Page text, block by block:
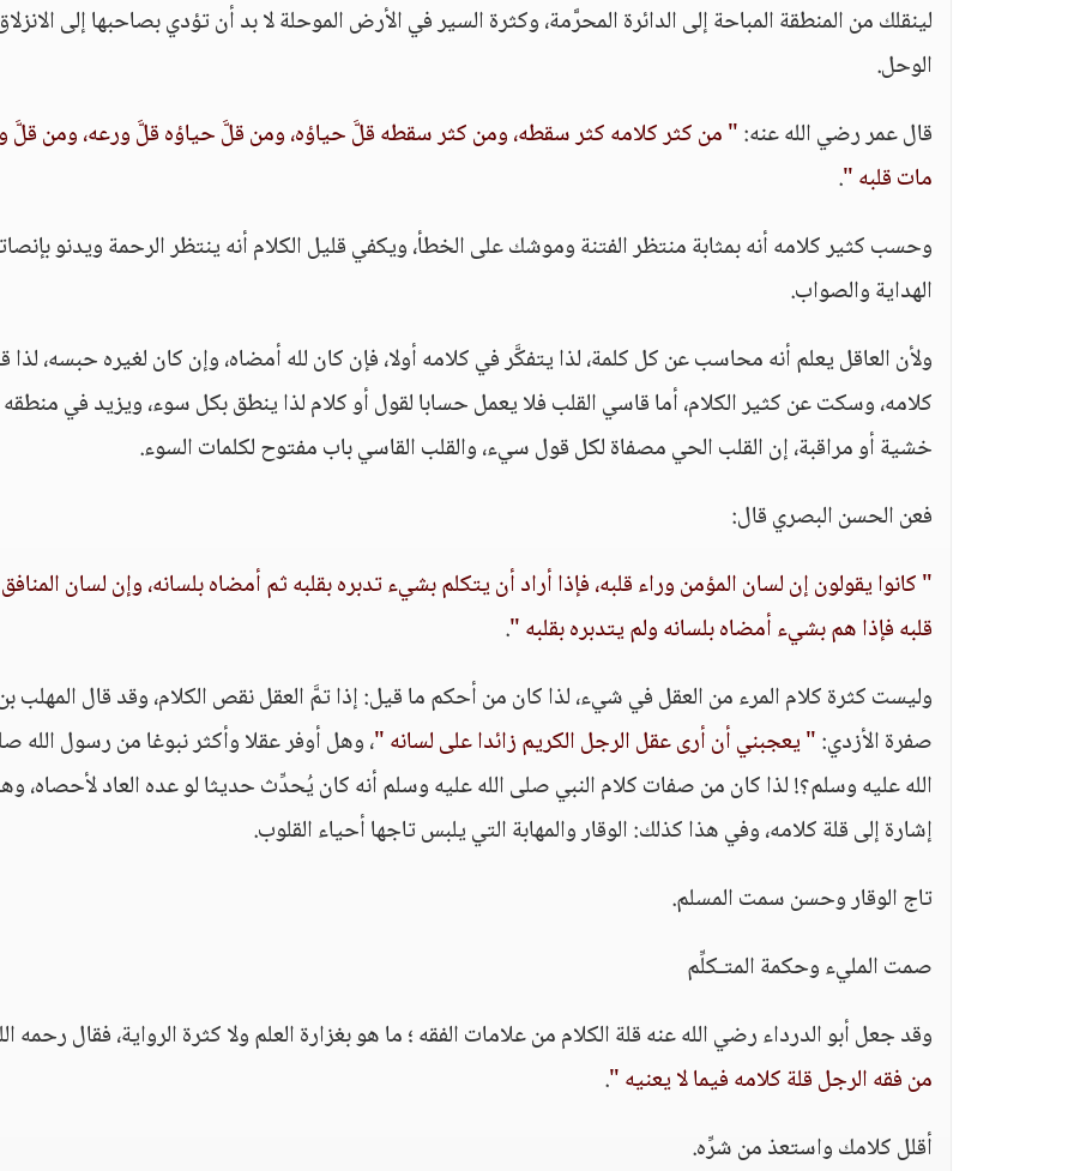
لينقلك من المنطقة المباحة إلى الدائرة المحرَّمة، وكثرة السير في الأرض الموحلة لا بد أن تؤدي بصاحبها إلى
الوحل.
قال عمر رضي الله عنه:" من كثر كلامه كثر سقطه، ومن كثر سقطه قلَّ حياؤه، ومن قلَّ حياؤه قلَّ ورعه، ومن قلَّ
مات قلبه ".
وحسب كثير كلامه أنه بمثابة منتظر الفتنة وموشك على الخطأ، ويكفي قليل الكلام أنه ينتظر الرحمة ويدنو
الهداية والصواب.
ولأن العاقل يعلم أنه محاسب عن كل كلمة، لذا يتفكَّر في كلامه أولا، فإن كان لله أمضاه، وإن كان لغيره حبسه، لذا
كلامه، وسكت عن كثير الكلام، أما قاسي القلب فلا يعمل حسابا لقول أو كلام لذا ينطق بكل سوء، ويزيد في
خشية أو مراقبة، إن القلب الحي مصفاة لكل قول سيء، والقلب القاسي باب مفتوح لكلمات السوء.
فعن الحسن البصري قال:
" كانوا يقولون إن لسان المؤمن وراء قلبه، فإذا أراد أن يتكلم بشيء تدبره بقلبه ثم أمضاه بلسانه، وإن لسان
قلبه فإذا هم بشيء أمضاه بلسانه ولم يتدبره بقلبه ".
وليست كثرة كلام المرء من العقل في شيء، لذا كان من أحكم ما قيل: إذا تمَّ العقل نقص الكلام، وقد قال المهلب
صفرة الأزدي:" يعجبني أن أرى عقل الرجل الكريم زائدا على لسانه "، وهل أوفر عقلا وأكثر نبوغا من رسول الله
الله عليه وسلم؟! لذا كان من صفات كلام النبي صلى الله عليه وسلم أنه كان يُحدِّث حديثا لو عده العاد لأحصاه،
إشارة إلى قلة كلامه، وفي هذا كذلك: الوقار والمهابة التي يلبس تاجها أحياء القلوب.
تاج الوقار وحسن سمت المسلم.
صمت المليء وحكمة المتـكلِّم
وقد جعل أبو الدرداء رضي الله عنه قلة الكلام من علامات الفقه ؛ ما هو بغزارة العلم ولا كثرة الرواية، فقال رحمه
من فقه الرجل قلة كلامه فيما لا يعنيه ".
أقلل كلامك واستعذ من شرِّه.